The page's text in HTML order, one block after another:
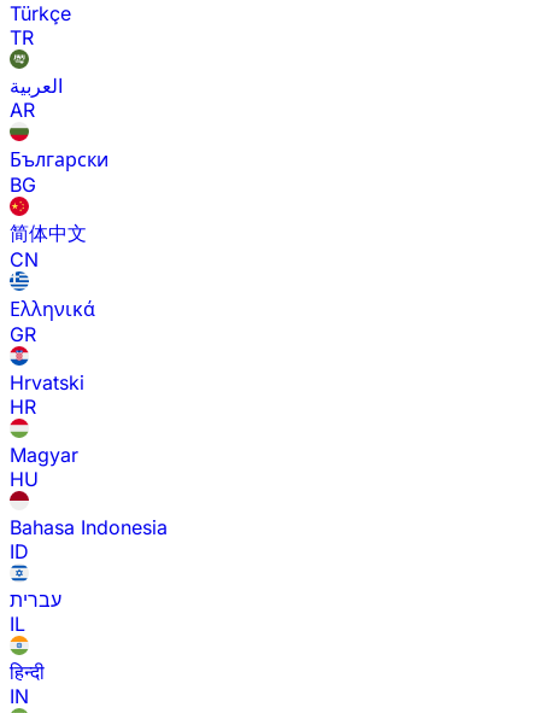
Türkçe
TR
العربية
AR
Български
BG
简体中文
CN
Ελληνικά
GR
Hrvatski
HR
Magyar
HU
Bahasa Indonesia
ID
עברית
IL
हिन्दी
IN